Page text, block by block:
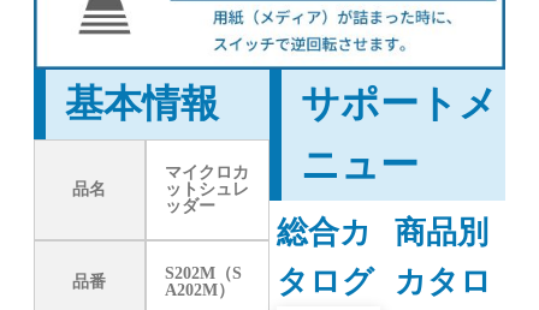
基本情報
品名
マイクロカ
ットシュレ
ッダー
品番
S202M（S
A202M）
サポートメ
ニュー
総合カ
タログ
商品別
カタロ